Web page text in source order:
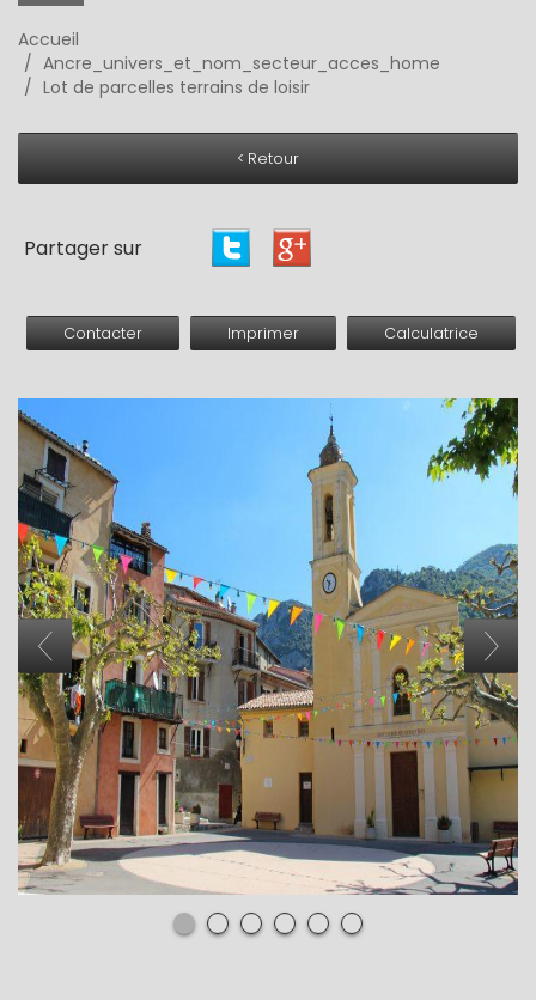
Accueil
Ancre_univers_et_nom_secteur_acces_home
Lot de parcelles terrains de loisir
< Retour
Partager sur
Contacter Imprimer Calculatrice